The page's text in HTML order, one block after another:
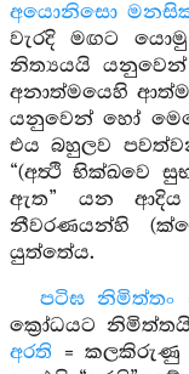
අයොනිසො
වැරදි මඟට
නිත්‍යයයි
අනාත්මයෙහි
යනුවෙන් හෝ
එය බහුලව
“(අත්‍ථි භික්ඛවෙ
ඇත” යන
නීවරණයන්හි
යුත්තේය.
පටිඝ නිමිත්තං
ක්‍රෝධයට
අරති = කලකිරුණු